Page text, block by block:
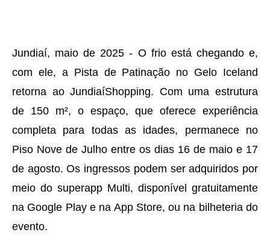
Jundiaí, maio de 2025 - O frio está chegando e,
com ele, a Pista de Patinação no Gelo Iceland
retorna ao JundiaíShopping. Com uma estrutura
de 150 m², o espaço, que oferece experiência
completa para todas as idades, permanece no
Piso Nove de Julho entre os dias 16 de maio e 17
de agosto. Os ingressos podem ser adquiridos por
meio do superapp Multi, disponível gratuitamente
na Google Play e na App Store, ou na bilheteria do
evento.